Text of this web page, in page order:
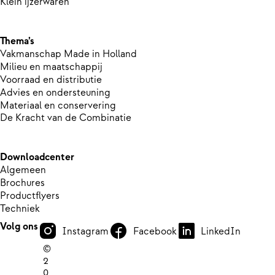
Thema’s
Vakmanschap Made in Holland
Milieu en maatschappij
Voorraad en distributie
Advies en ondersteuning
Materiaal en conservering
De Kracht van de Combinatie
Downloadcenter
Algemeen
Brochures
Productflyers
Techniek
Volg ons
Instagram Facebook
LinkedIn
©
2